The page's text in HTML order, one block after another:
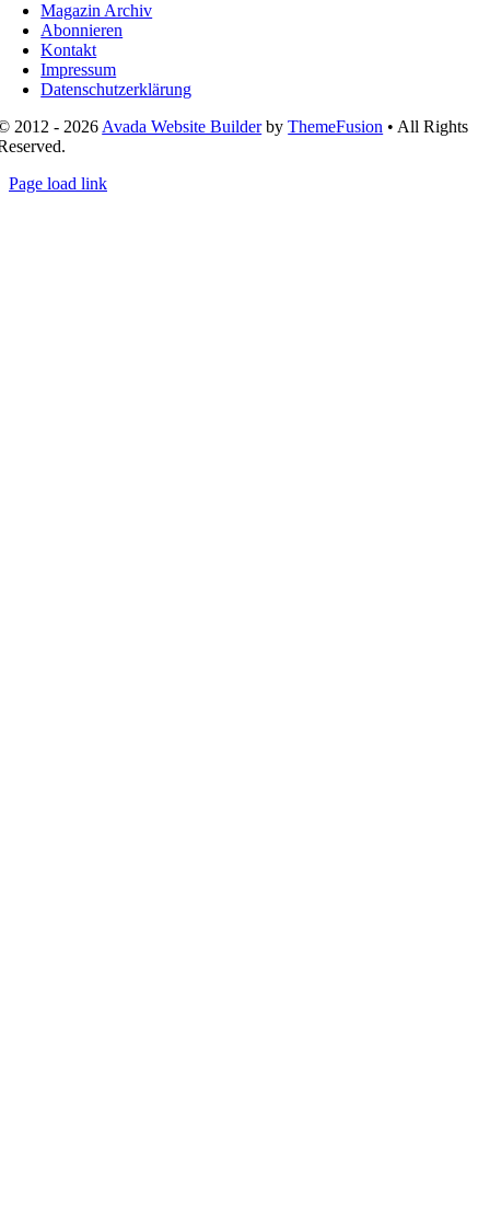
Magazin Archiv
Abonnieren
Kontakt
Impressum
Datenschutzerklärung
2012 - 2026 Avada Website BuilderbyThemeFusion • All Rights
Page load link